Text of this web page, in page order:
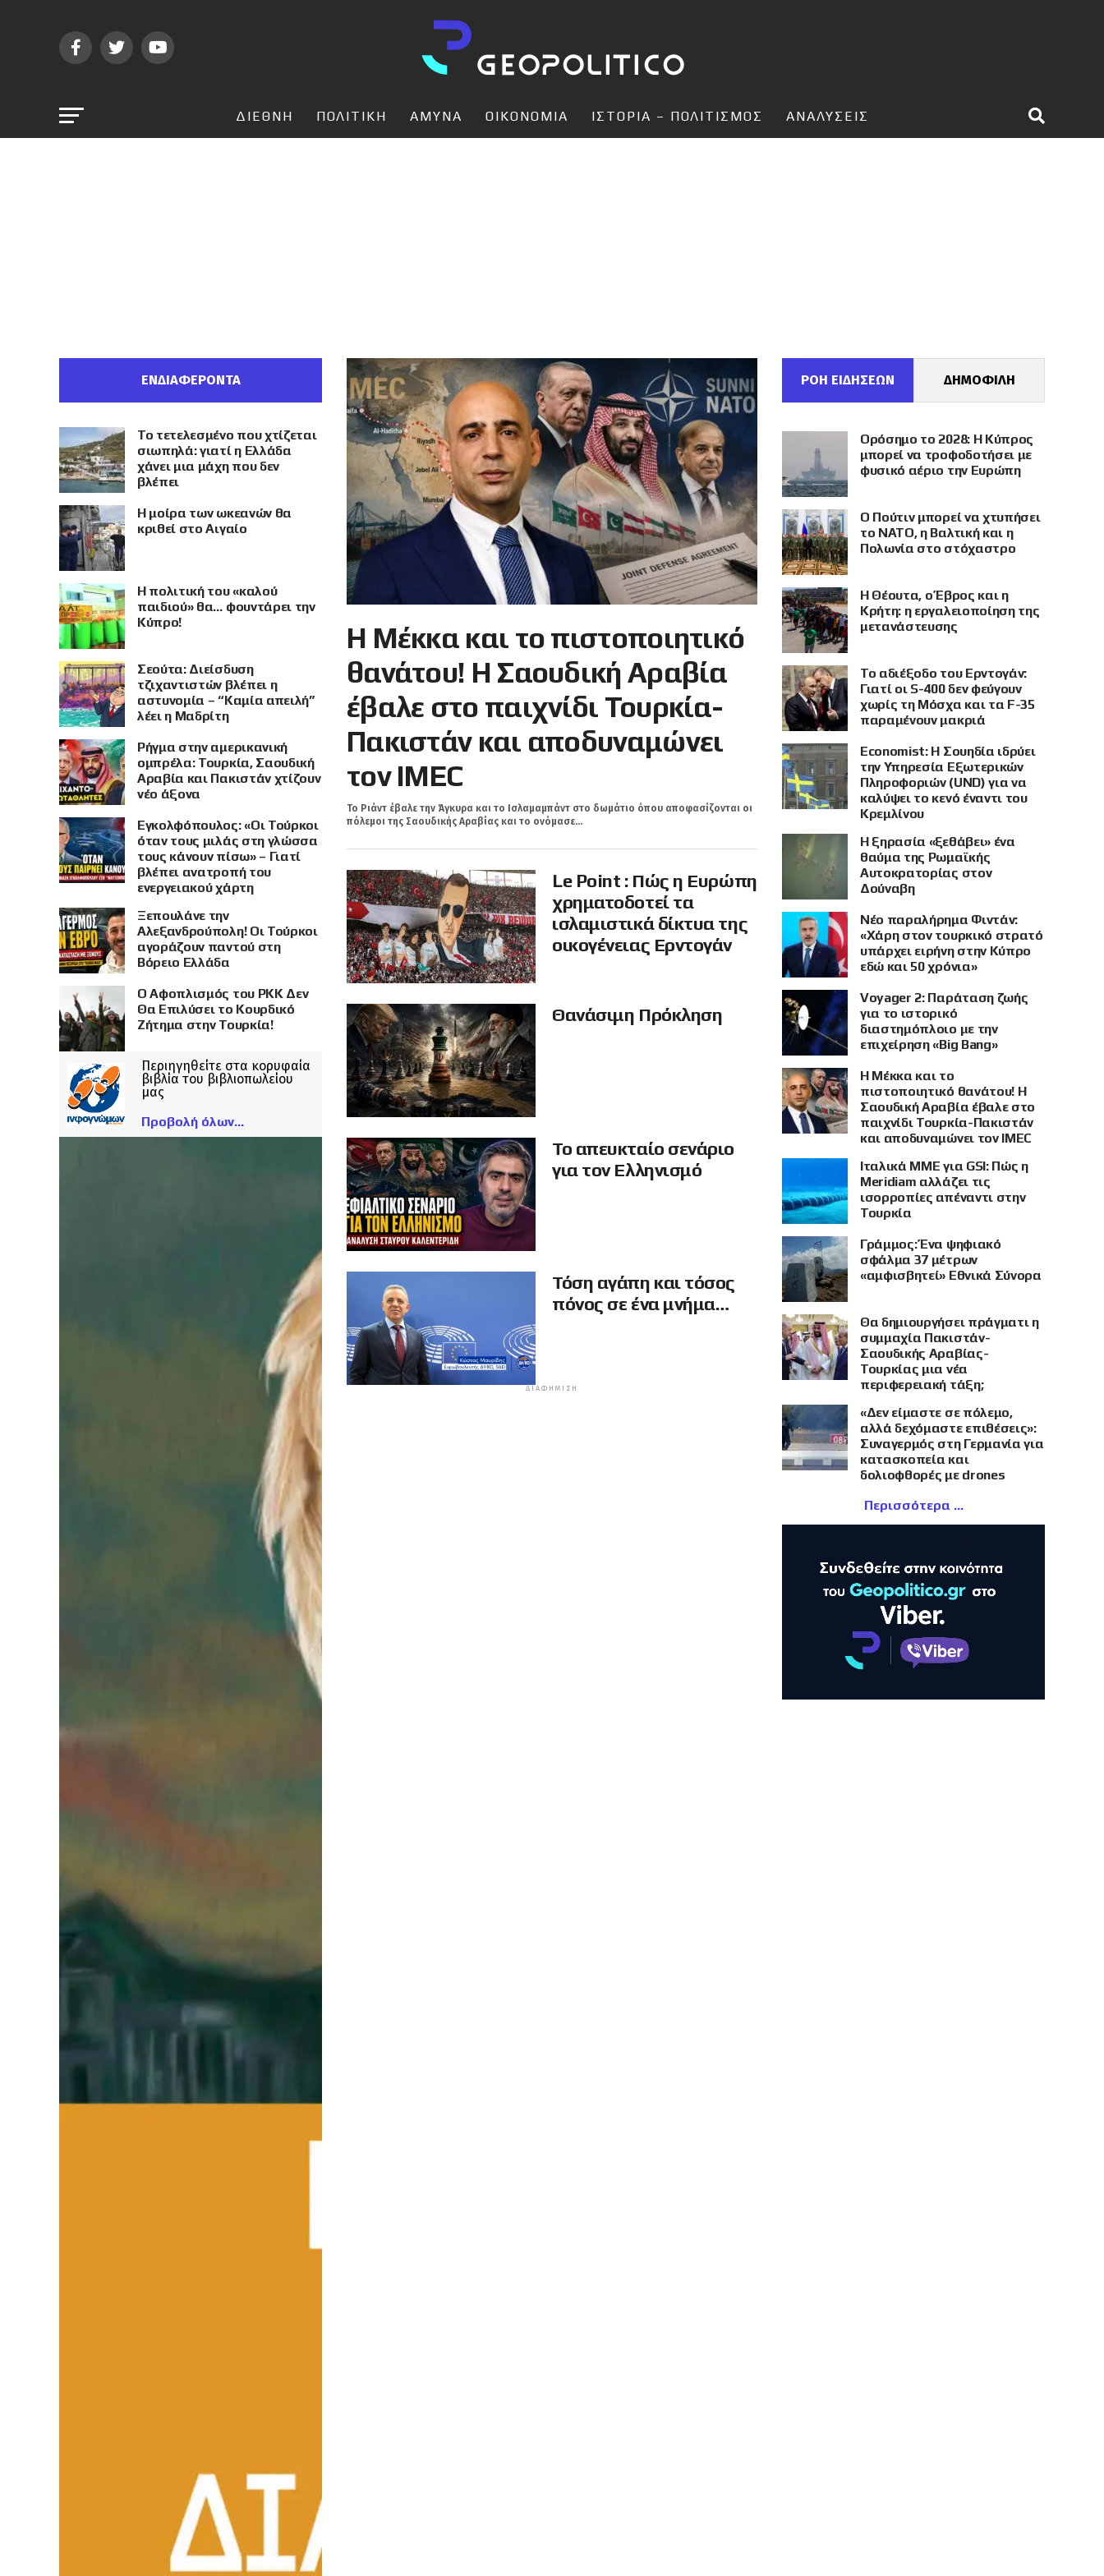
ΔΙΕΘΝΗ ΠΟΛΙΤΙΚΗ ΑΜΥΝΑ ΟΙΚΟΝΟΜΙΑ ΙΣΤΟΡΙΑ – ΠΟΛΙΤΙΣΜΟΣ ΑΝΑΛΥΣΕΙΣ
Η Μέκκα και το πιστοποιητικό
θανάτου! Η Σαουδική Αραβία
έβαλε στο παιχνίδι Τουρκία-
Πακιστάν και αποδυναμώνει
τον IMEC
Το Ριάντ έβαλε την Άγκυρα και τo Ισλαμαμπάντ στο δωμάτιο όπου αποφασίζονται οι
πόλεμοι της Σαουδικής Αραβίας και το ονόμασε...
Le Point : Πώς η Ευρώπη
χρηματοδοτεί τα
ισλαμιστικά δίκτυα της
οικογένειας Ερντογάν
Θανάσιμη Πρόκληση
Το απευκταίο σενάριο
για τον Ελληνισμό
Τόση αγάπη και τόσος
πόνος σε ένα μνήμα…
ΔΙΑΦΉΜΙΣΗ
ΕΝΔΙΑΦΕΡΟΝΤΑ
Το τετελεσμένο που χτίζεται
σιωπηλά: γιατί η Ελλάδα
χάνει μια μάχη που δεν
βλέπει
Η μοίρα των ωκεανών θα
κριθεί στο Αιγαίο
Η πολιτική του «καλού
παιδιού» θα… φουντάρει την
Κύπρο!
Σεούτα: Διείσδυση
τζιχαντιστών βλέπει η
αστυνομία – “Καμία απειλή”
λέει η Μαδρίτη
Ρήγμα στην αμερικανική
ομπρέλα: Τουρκία, Σαουδική
Αραβία και Πακιστάν χτίζουν
νέο άξονα
Εγκολφόπουλος: «Οι Τούρκοι
όταν τους μιλάς στη γλώσσα
τους κάνουν πίσω» – Γιατί
βλέπει ανατροπή του
ενεργειακού χάρτη
Ξεπουλάνε την
Αλεξανδρούπολη! Οι Τούρκοι
αγοράζουν παντού στη
Βόρειο Ελλάδα
Ο Αφοπλισμός του PKK Δεν
Θα Επιλύσει το Κουρδικό
Ζήτημα στην Τουρκία!
Περιηγηθείτε στα κορυφαία
βιβλία του βιβλιοπωλείου
μας
Προβολή όλων
ΡΟΗ ΕΙΔΗΣΕΩΝ ΔΗΜΟΦΙΛΗ
Ορόσημο το 2028: Η Κύπρος
μπορεί να τροφοδοτήσει με
φυσικό αέριο την Ευρώπη
Ο Πούτιν μπορεί να χτυπήσει
το ΝΑΤΟ, η Βαλτική και η
Πολωνία στο στόχαστρο
Η Θέουτα, ο Έβρος και η
Κρήτη: η εργαλειοποίηση της
μετανάστευσης
Το αδιέξοδο του Ερντογάν:
Γιατί οι S-400 δεν φεύγουν
χωρίς τη Μόσχα και τα F-35
παραμένουν μακριά
Economist: Η Σουηδία ιδρύει
την Υπηρεσία Εξωτερικών
Πληροφοριών (UND) για να
καλύψει το κενό έναντι του
Κρεμλίνου
Η ξηρασία «ξεθάβει» ένα
θαύμα της Ρωμαϊκής
Αυτοκρατορίας στον
Δούναβη
Νέο παραλήρημα Φιντάν:
«Χάρη στον τουρκικό στρατό
υπάρχει ειρήνη στην Κύπρο
εδώ και 50 χρόνια»
Voyager 2: Παράταση ζωής
για το ιστορικό
διαστημόπλοιο με την
επιχείρηση «Big Bang»
Η Μέκκα και το
πιστοποιητικό θανάτου! Η
Σαουδική Αραβία έβαλε στο
παιχνίδι Τουρκία-Πακιστάν
και αποδυναμώνει τον IMEC
Ιταλικά ΜΜΕ για GSI: Πώς η
Meridiam αλλάζει τις
ισορροπίες απέναντι στην
Τουρκία
Γράμμος: Ένα ψηφιακό
σφάλμα 37 μέτρων
«αμφισβητεί» Εθνικά Σύνορα
Θα δημιουργήσει πράγματι η
συμμαχία Πακιστάν-
Σαουδικής Αραβίας-
Τουρκίας μια νέα
περιφερειακή τάξη;
«Δεν είμαστε σε πόλεμο,
αλλά δεχόμαστε επιθέσεις»:
Συναγερμός στη Γερμανία για
κατασκοπεία και
δολιοφθορές με drones
Περισσότερα